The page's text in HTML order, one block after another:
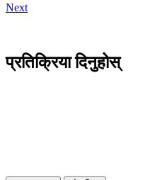
Next
प्रतिक्रिया दिनुहोस्